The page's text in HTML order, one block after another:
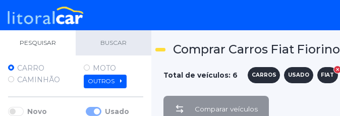
PESQUISAR BUSCAR
CARRO
MOTO
CAMINHÃO
OUTROS
Novo Usado
Comprar Carros Fiat Fiorino
Total de veículos: 6 CARROS USADO FIAT
Comparar veículos